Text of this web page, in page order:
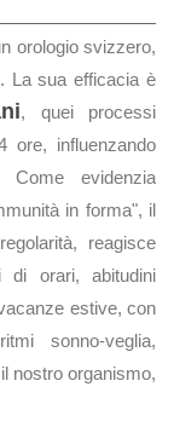
orologio svizzero,
La sua efficacia è
, quei processi
ore, influenzando
Come evidenzia
in forma", il
reagisce
di orari, abitudini
estive, con
sonno-veglia,
nostro organismo,